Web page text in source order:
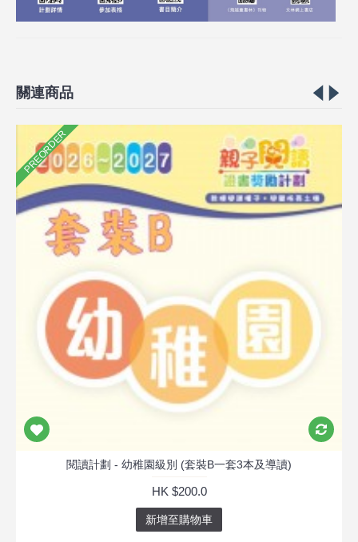
關連商品
PREORDER
閱讀計劃 - 幼稚園級別 (套裝B一套3本及導讀)
HK $200.0
新增至購物車